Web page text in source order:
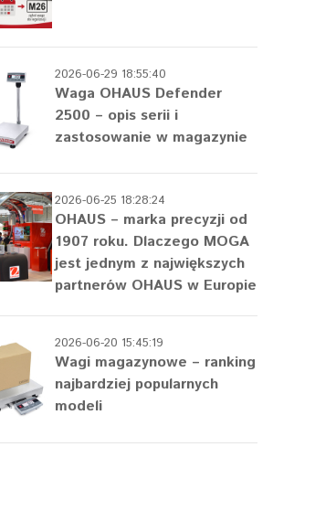
2026-06-29 18:55:40
Waga OHAUS Defender
2500 – opis serii i
zastosowanie w magazynie
2026-06-25 18:28:24
OHAUS – marka precyzji od
1907 roku. Dlaczego MOGA
jest jednym z największych
partnerów OHAUS w Europie
2026-06-20 15:45:19
Wagi magazynowe – ranking
najbardziej popularnych
modeli